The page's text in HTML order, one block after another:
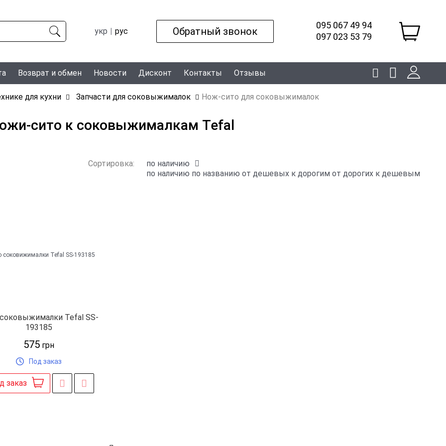
укр рус Обратный звонок
095 067 49 94
097 023 53 79
Возврат и обмен Новости Дисконт Контакты Отзывы
для кухни Запчасти для соковыжималок Нож-сито для соковыжималок
сито к соковыжималкам Tefal
Сортировка:
по наличию
по наличию по названию от дешевых к дорогим от дорогих к дешевым
Tefal SS-
193185
575грн
Под заказ
заказ